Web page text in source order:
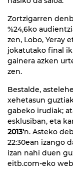
Zortzigarren
%24,6ko
zen, Lobo, Yeray
jokatutako final
gainera azken
zen.
Bestalde,
xehetasun
gabeko irudiak;
esklusiban, eta
2013'n. Asteko
22:30ean izango
izan nahi duen
eitb.com-eko